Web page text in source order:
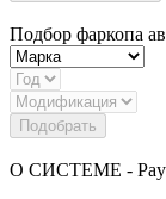
Подбор фаркопа
Подобрать
О СИСТЕМЕ -